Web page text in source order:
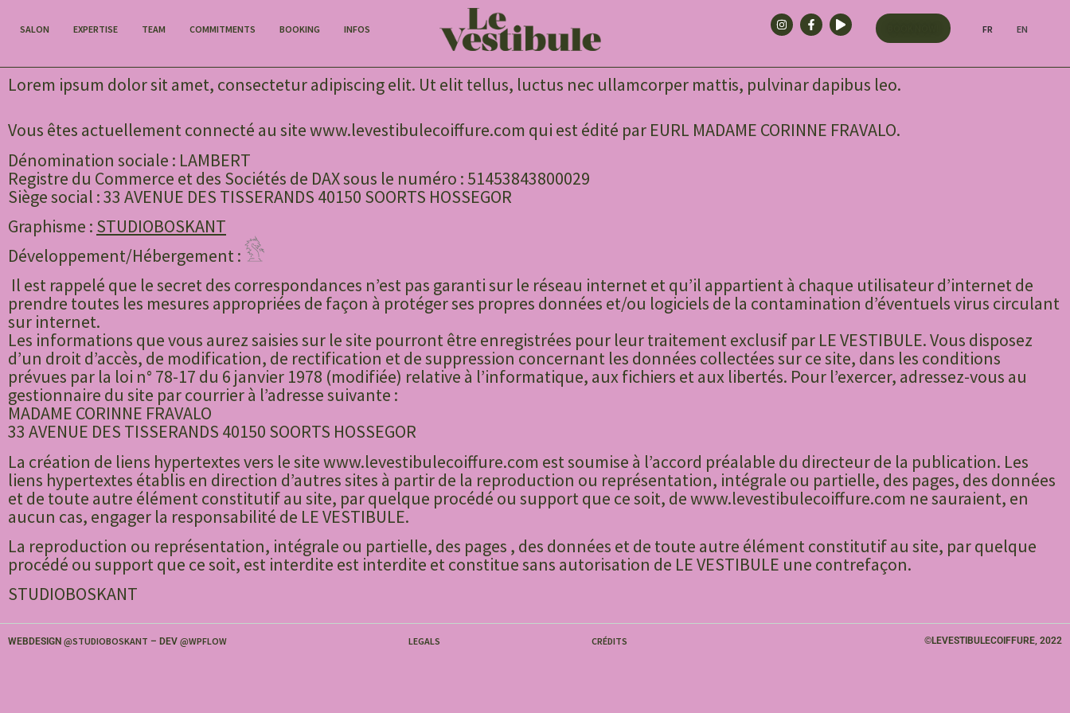
SALON EXPERTISE TEAM COMMITMENTS BOOKING INFOS FR EN
Lorem ipsum dolor sit amet, consectetur adipiscing elit. Ut elit tellus, luctus nec ullamcorper mattis, pulvinar dapibus leo.
Vous êtes actuellement connecté au site www.levestibulecoiffure.com qui est édité par EURL MADAME CORINNE FRAVALO.
Dénomination sociale : LAMBERT
Registre du Commerce et des Sociétés de DAX sous le numéro : 51453843800029
Siège social : 33 AVENUE DES TISSERANDS 40150 SOORTS HOSSEGOR
Graphisme : STUDIOBOSKANT
Développement/Hébergement :
Il est rappelé que le secret des correspondances n’est pas garanti sur le réseau internet et qu’il appartient à chaque utilisateur d’internet de
prendre toutes les mesures appropriées de façon à protéger ses propres données et/ou logiciels de la contamination d’éventuels virus circulant
sur internet.
Les informations que vous aurez saisies sur le site pourront être enregistrées pour leur traitement exclusif par LE VESTIBULE. Vous disposez
d’un droit d’accès, de modification, de rectification et de suppression concernant les données collectées sur ce site, dans les conditions
prévues par la loi n° 78-17 du 6 janvier 1978 (modifiée) relative à l’informatique, aux fichiers et aux libertés. Pour l’exercer, adressez-vous au
gestionnaire du site par courrier à l’adresse suivante :
MADAME CORINNE FRAVALO
33 AVENUE DES TISSERANDS 40150 SOORTS HOSSEGOR
La création de liens hypertextes vers le site www.levestibulecoiffure.com est soumise à l’accord préalable du directeur de la publication. Les
liens hypertextes établis en direction d’autres sites à partir de la reproduction ou représentation, intégrale ou partielle, des pages, des données
et de toute autre élément constitutif au site, par quelque procédé ou support que ce soit, de www.levestibulecoiffure.com ne sauraient, en
aucun cas, engager la responsabilité de LE VESTIBULE.
La reproduction ou représentation, intégrale ou partielle, des pages , des données et de toute autre élément constitutif au site, par quelque
procédé ou support que ce soit, est interdite est interdite et constitue sans autorisation de LE VESTIBULE une contrefaçon.
STUDIOBOSKANT
WEBDESIGN @STUDIOBOSKANT – DEV @WPFLOW LEGALS CRÉDITS ©LEVESTIBULECOIFFURE, 2022